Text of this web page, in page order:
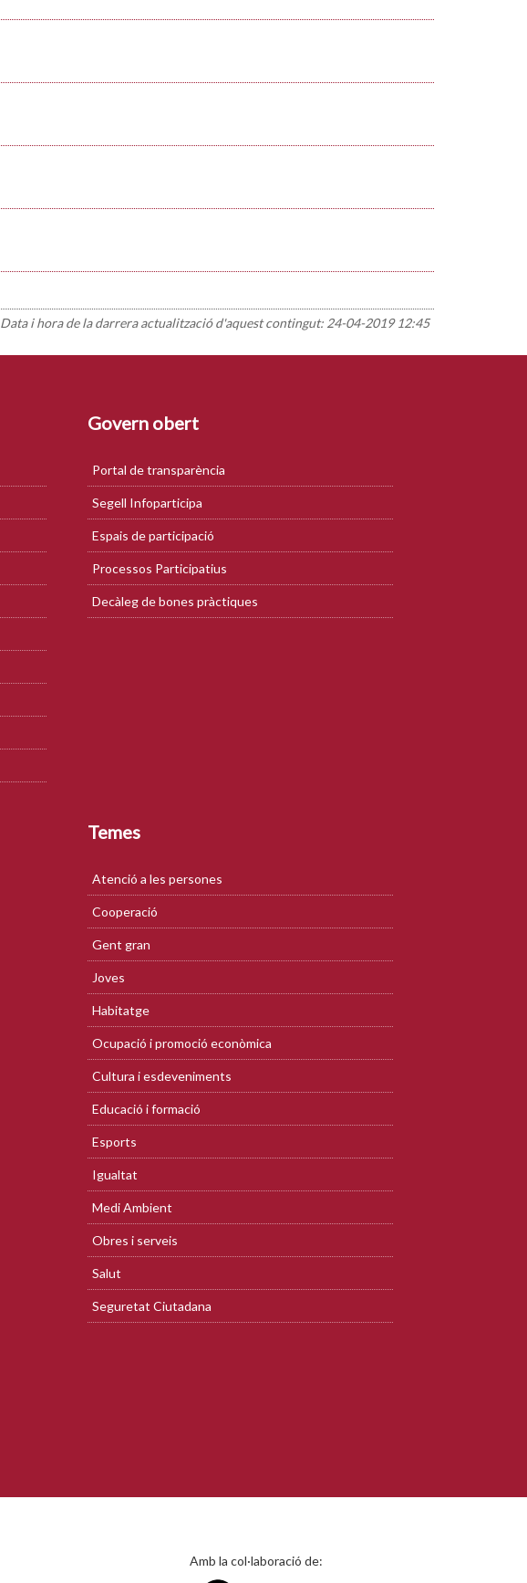
Data i hora de la darrera actualització d'aquest contingut: 24-04-2019 12:45
Govern obert
Portal de transparència
Segell Infoparticipa
Espais de participació
Processos Participatius
Decàleg de bones pràctiques
Temes
Atenció a les persones
Cooperació
Gent gran
Joves
Habitatge
Ocupació i promoció econòmica
Cultura i esdeveniments
Educació i formació
Esports
Igualtat
Medi Ambient
Obres i serveis
Salut
Seguretat Ciutadana
Amb la col·laboració de: